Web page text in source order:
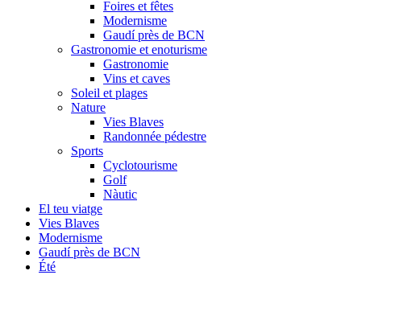
Foires et fêtes
Modernisme
Gaudí près de BCN
Gastronomie et enoturisme
Gastronomie
Vins et caves
Soleil et plages
Nature
Vies Blaves
Randonnée pédestre
Sports
Cyclotourisme
Golf
Nàutic
El teu viatge
Vies Blaves
Modernisme
Gaudí près de BCN
Été